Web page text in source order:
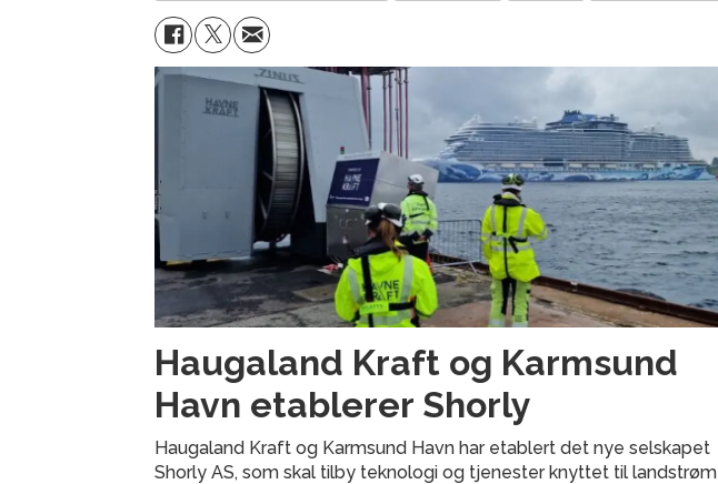
Haugaland Kraft og Karmsund
Havn etablerer Shorly
Haugaland Kraft og Karmsund Havn har etablert det nye selskapet
Shorly AS, som skal tilby teknologi og tjenester knyttet til landstrøm